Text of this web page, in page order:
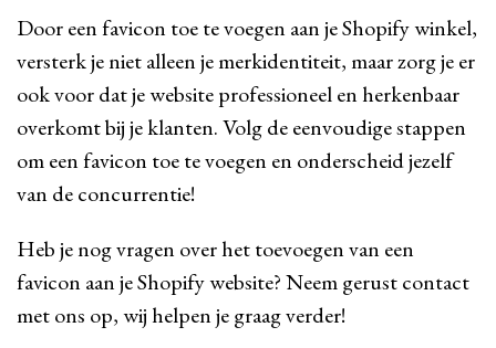
Door een favicon toe te voegen aan je Shopify winkel,
versterk je niet alleen je merkidentiteit, maar zorg je er
ook voor dat je website professioneel en herkenbaar
overkomt bij je klanten. Volg de eenvoudige stappen
om een favicon toe te voegen en onderscheid jezelf
van de concurrentie!
Heb je nog vragen over het toevoegen van een
favicon aan je Shopify website? Neem gerust contact
met ons op, wij helpen je graag verder!